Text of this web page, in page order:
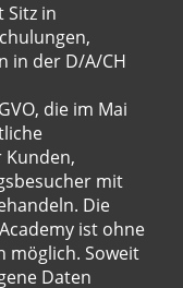
Sitz in
in der D/A/CH
die im Mai
mit
Die
ist ohne
möglich. Soweit
Daten